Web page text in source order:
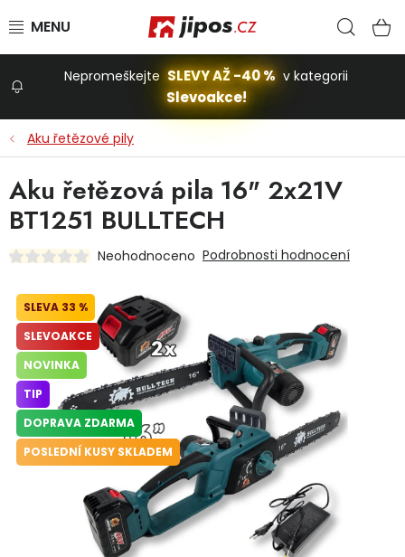
Stavba a dům
Dílna
Domácnost
Dětská hřiště
Vánoce
Nepromeškejte SLEVY AŽ -40 % v kategorii
Slevoakce!
Aku řetězové pily
Aku řetězová pila 16" 2x21V
BT1251 BULLTECH
Neohodnoceno Podrobnosti hodnocení
33 %
SLEVOAKCE
NOVINKA
TIP
DOPRAVA ZDARMA
POSLEDNÍ KUSY SKLADEM